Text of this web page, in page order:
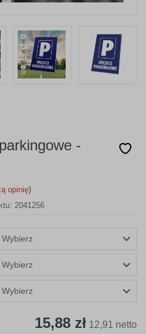
-
opinię)
2041256
15,88 zł 12,91 netto